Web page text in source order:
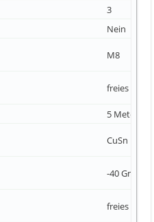
3
Nein
M8
freies
5 Meter
CuSn
-40 Grad
freies